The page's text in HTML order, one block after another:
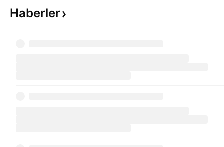
Haberler